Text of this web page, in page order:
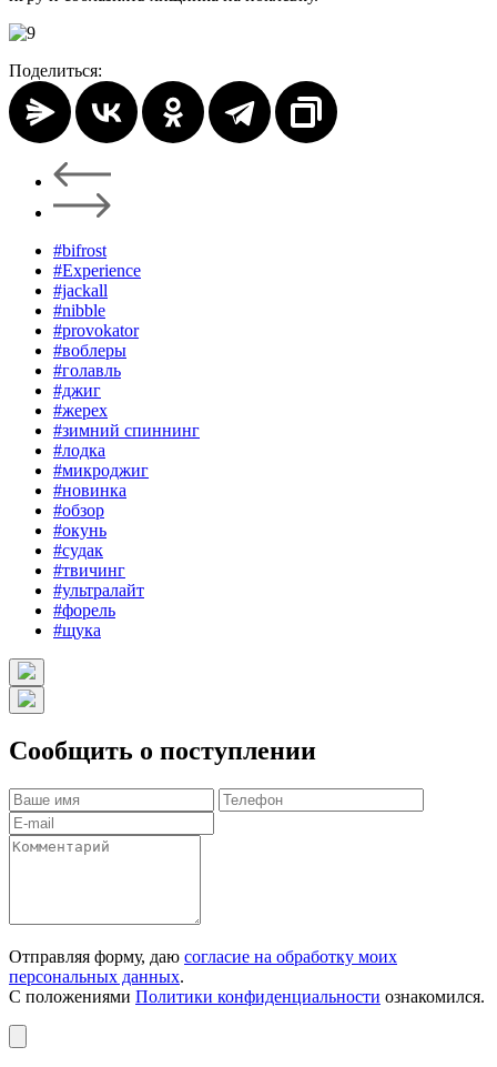
Поделиться:
#bifrost
#Experience
#jackall
#nibble
#provokator
#воблеры
#голавль
#джиг
#жерех
#зимний спиннинг
#лодка
#микроджиг
#новинка
#обзор
#окунь
#судак
#твичинг
#ультралайт
#форель
#щука
Сообщить о поступлении
Отправляя форму, даю согласие на обработку моих
персональных данных.
С положениями Политики конфиденциальности ознакомился.